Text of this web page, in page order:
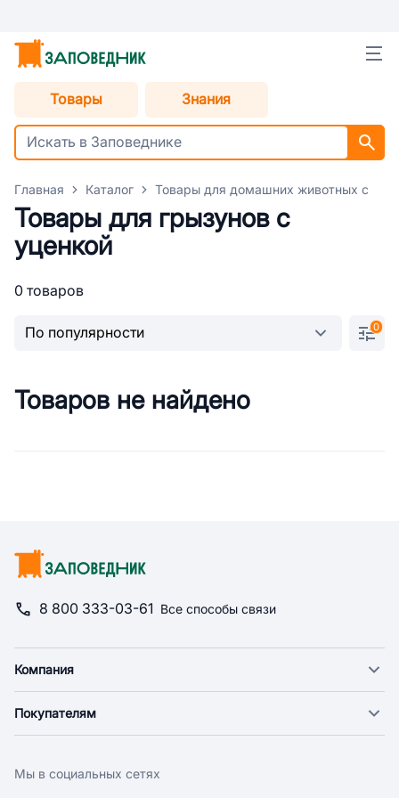
Товары Знания
Главная Каталог Товары для домашних животных с
Товары для грызунов с
уценкой
0 товаров
0
Товаров не найдено
8 800 333-03-61 Все способы связи
Компания
Новости
Поставщикам
Покупателям
Оплата
Мы в социальных сетях